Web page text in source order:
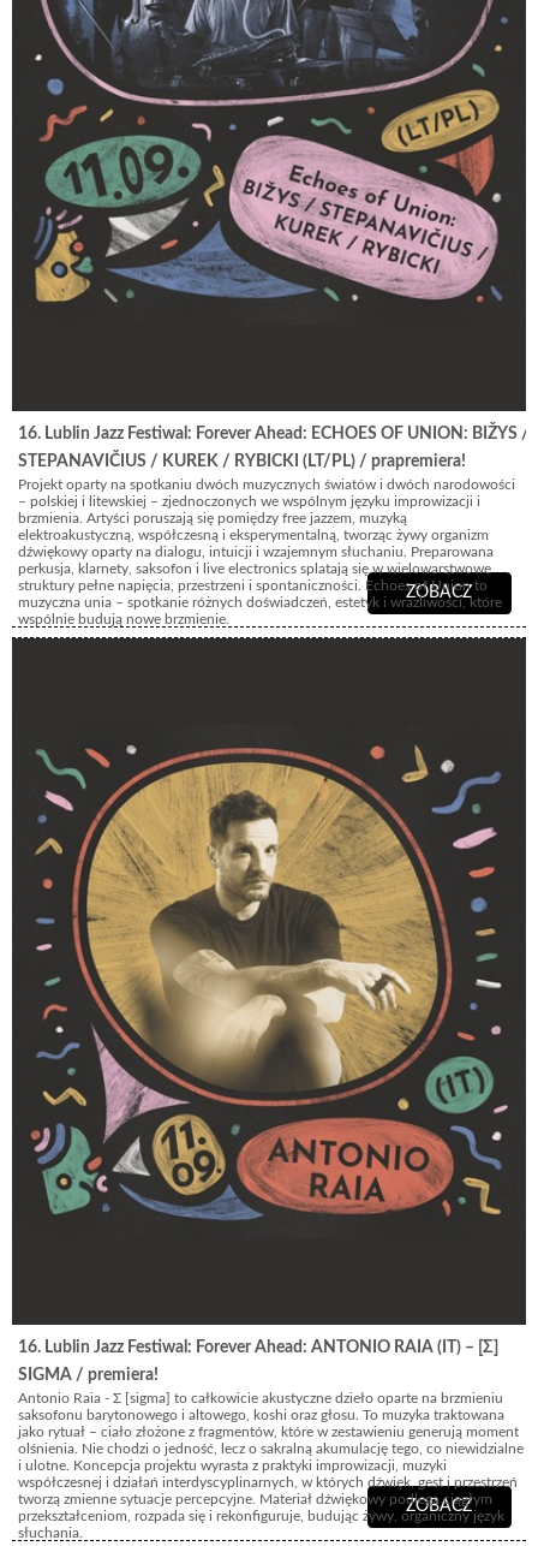
16. Lublin Jazz Festiwal: Forever Ahead: ECHOES OF UNION: BIŽYS /
STEPANAVIČIUS / KUREK / RYBICKI (LT/PL) / prapremiera!
Projekt oparty na spotkaniu dwóch muzycznych światów i dwóch narodowości
– polskiej i litewskiej – zjednoczonych we wspólnym języku improwizacji i
brzmienia. Artyści poruszają się pomiędzy free jazzem, muzyką
elektroakustyczną, współczesną i eksperymentalną, tworząc żywy organizm
dźwiękowy oparty na dialogu, intuicji i wzajemnym słuchaniu. Preparowana
perkusja, klarnety, saksofon i live electronics splatają się w wielowarstwowe
struktury pełne napięcia, przestrzeni i spontaniczności. Echoes of Union to
muzyczna unia – spotkanie różnych doświadczeń, estetyk i wrażliwości, które
wspólnie budują nowe brzmienie.
ZOBACZ
16. Lublin Jazz Festiwal: Forever Ahead: ANTONIO RAIA (IT) – [Σ]
SIGMA / premiera!
Antonio Raia - Σ [sigma] to całkowicie akustyczne dzieło oparte na brzmieniu
saksofonu barytonowego i altowego, koshi oraz głosu. To muzyka traktowana
jako rytuał – ciało złożone z fragmentów, które w zestawieniu generują moment
olśnienia. Nie chodzi o jedność, lecz o sakralną akumulację tego, co niewidzialne
i ulotne. Koncepcja projektu wyrasta z praktyki improwizacji, muzyki
współczesnej i działań interdyscyplinarnych, w których dźwięk, gest i przestrzeń
tworzą zmienne sytuacje percepcyjne. Materiał dźwiękowy podlega ciągłym
przekształceniom, rozpada się i rekonfiguruje, budując żywy, organiczny język
słuchania.
ZOBACZ